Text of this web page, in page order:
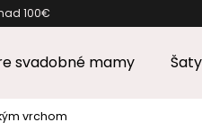
pri nákupe
svadobné mamy
vrchom